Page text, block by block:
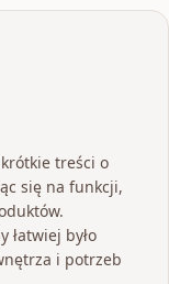
treści o
się na funkcji,
łatwiej było
i potrzeb